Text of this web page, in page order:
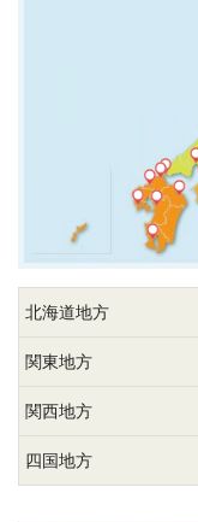
北海道地方
関東地方
関西地方
四国地方